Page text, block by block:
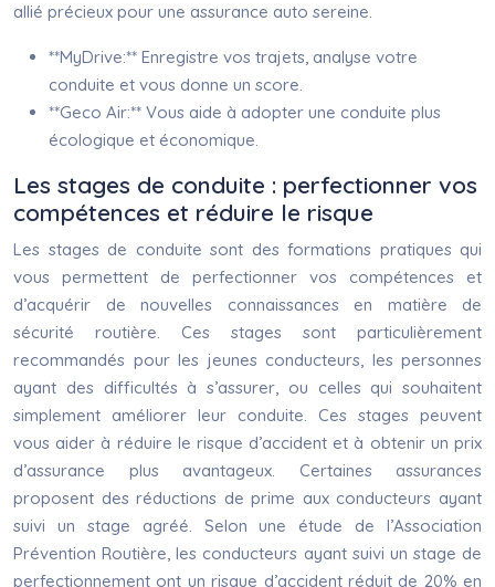
allié précieux pour une assurance auto sereine.
**MyDrive:** Enregistre vos trajets, analyse votre
conduite et vous donne un score.
**Geco Air:** Vous aide à adopter une conduite plus
écologique et économique.
Les stages de conduite : perfectionner vos
compétences et réduire le risque
Les stages de conduite sont des formations pratiques qui
vous permettent de perfectionner vos compétences et
d’acquérir de nouvelles connaissances en matière de
sécurité routière. Ces stages sont particulièrement
recommandés pour les jeunes conducteurs, les personnes
ayant des difficultés à s’assurer, ou celles qui souhaitent
simplement améliorer leur conduite. Ces stages peuvent
vous aider à réduire le risque d’accident et à obtenir un prix
d’assurance plus avantageux. Certaines assurances
proposent des réductions de prime aux conducteurs ayant
suivi un stage agréé. Selon une étude de l’Association
Prévention Routière, les conducteurs ayant suivi un stage de
perfectionnement ont un risque d’accident réduit de 20% en